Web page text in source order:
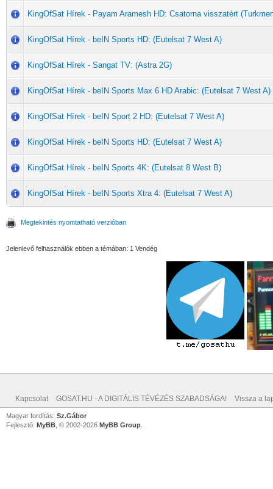
KingOfSat Hírek - Payam Aramesh HD: Csatorna visszatért
KingOfSat Hírek - beIN Sports HD: (Eutelsat 7 West A)
KingOfSat Hírek - Sangat TV: (Astra 2G)
KingOfSat Hírek - beIN Sports Max 6 HD Arabic: (Eutelsat 7 West A)
KingOfSat Hírek - beIN Sport 2 HD: (Eutelsat 7 West A)
KingOfSat Hírek - beIN Sports HD: (Eutelsat 7 West A)
KingOfSat Hírek - beIN Sports 4K: (Eutelsat 8 West B)
KingOfSat Hírek - beIN Sports Xtra 4: (Eutelsat 7 West A)
Megtekintés nyomtatható verzióban
Jelenlevő felhasználók ebben a témában: 1 Vendég
Kapcsolat GOSAT.HU - A DIGITÁLIS TÉVÉZÉS SZABADSÁGA! Vissza a
Magyar fordítás: Sz.Gábor
Fejlesztő: MyBB , © 2002-2026 MyBB Group